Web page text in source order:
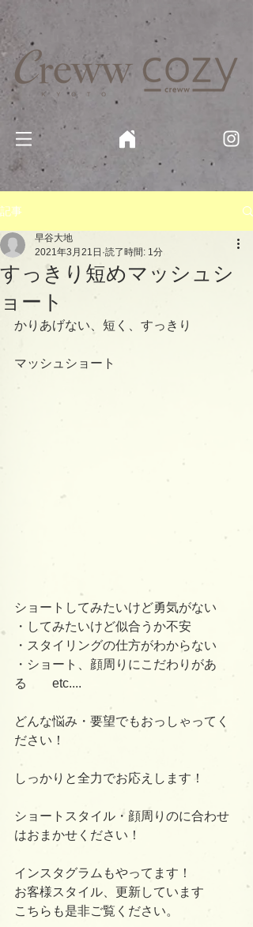
京都・四条 烏丸の美容室・美容院【Creww KYOTO (クルー)】【cozy creww(コージークルー)】 京都市 ヘ
記事
すっきり短めマッシュシ
ョート
早谷大地
2021年3月21日 読了時間: 1分
かりあげない、短く、すっきり
マッシュショート
ショートしてみたいけど勇気がない
・してみたいけど似合うか不安
・スタイリングの仕方がわからない
・ショート、顔周りにこだわりがあ
る　　etc....
どんな悩み・要望でもおっしゃってく
ださい！
しっかりと全力でお応えします！
ショートスタイル・顔周りのに合わせ
はおまかせください！
インスタグラムもやってます！
お客様スタイル、更新しています
こちらも是非ご覧ください。